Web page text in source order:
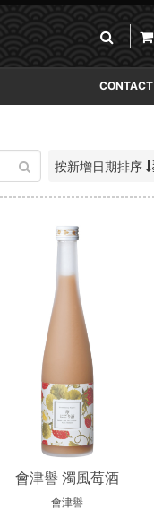
CONTACT
按新增日期排序
會津譽 濁風莓酒
會津譽